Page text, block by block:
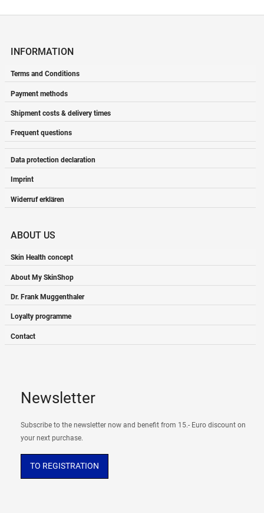
INFORMATION
Terms and Conditions
Payment methods
Shipment costs & delivery times
Frequent questions
Data protection declaration
Imprint
Widerruf erklären
ABOUT US
Skin Health concept
About My SkinShop
Dr. Frank Muggenthaler
Loyalty programme
Contact
Newsletter
Subscribe to the newsletter now and benefit from 15.- Euro discount on
your next purchase.
TO REGISTRATION